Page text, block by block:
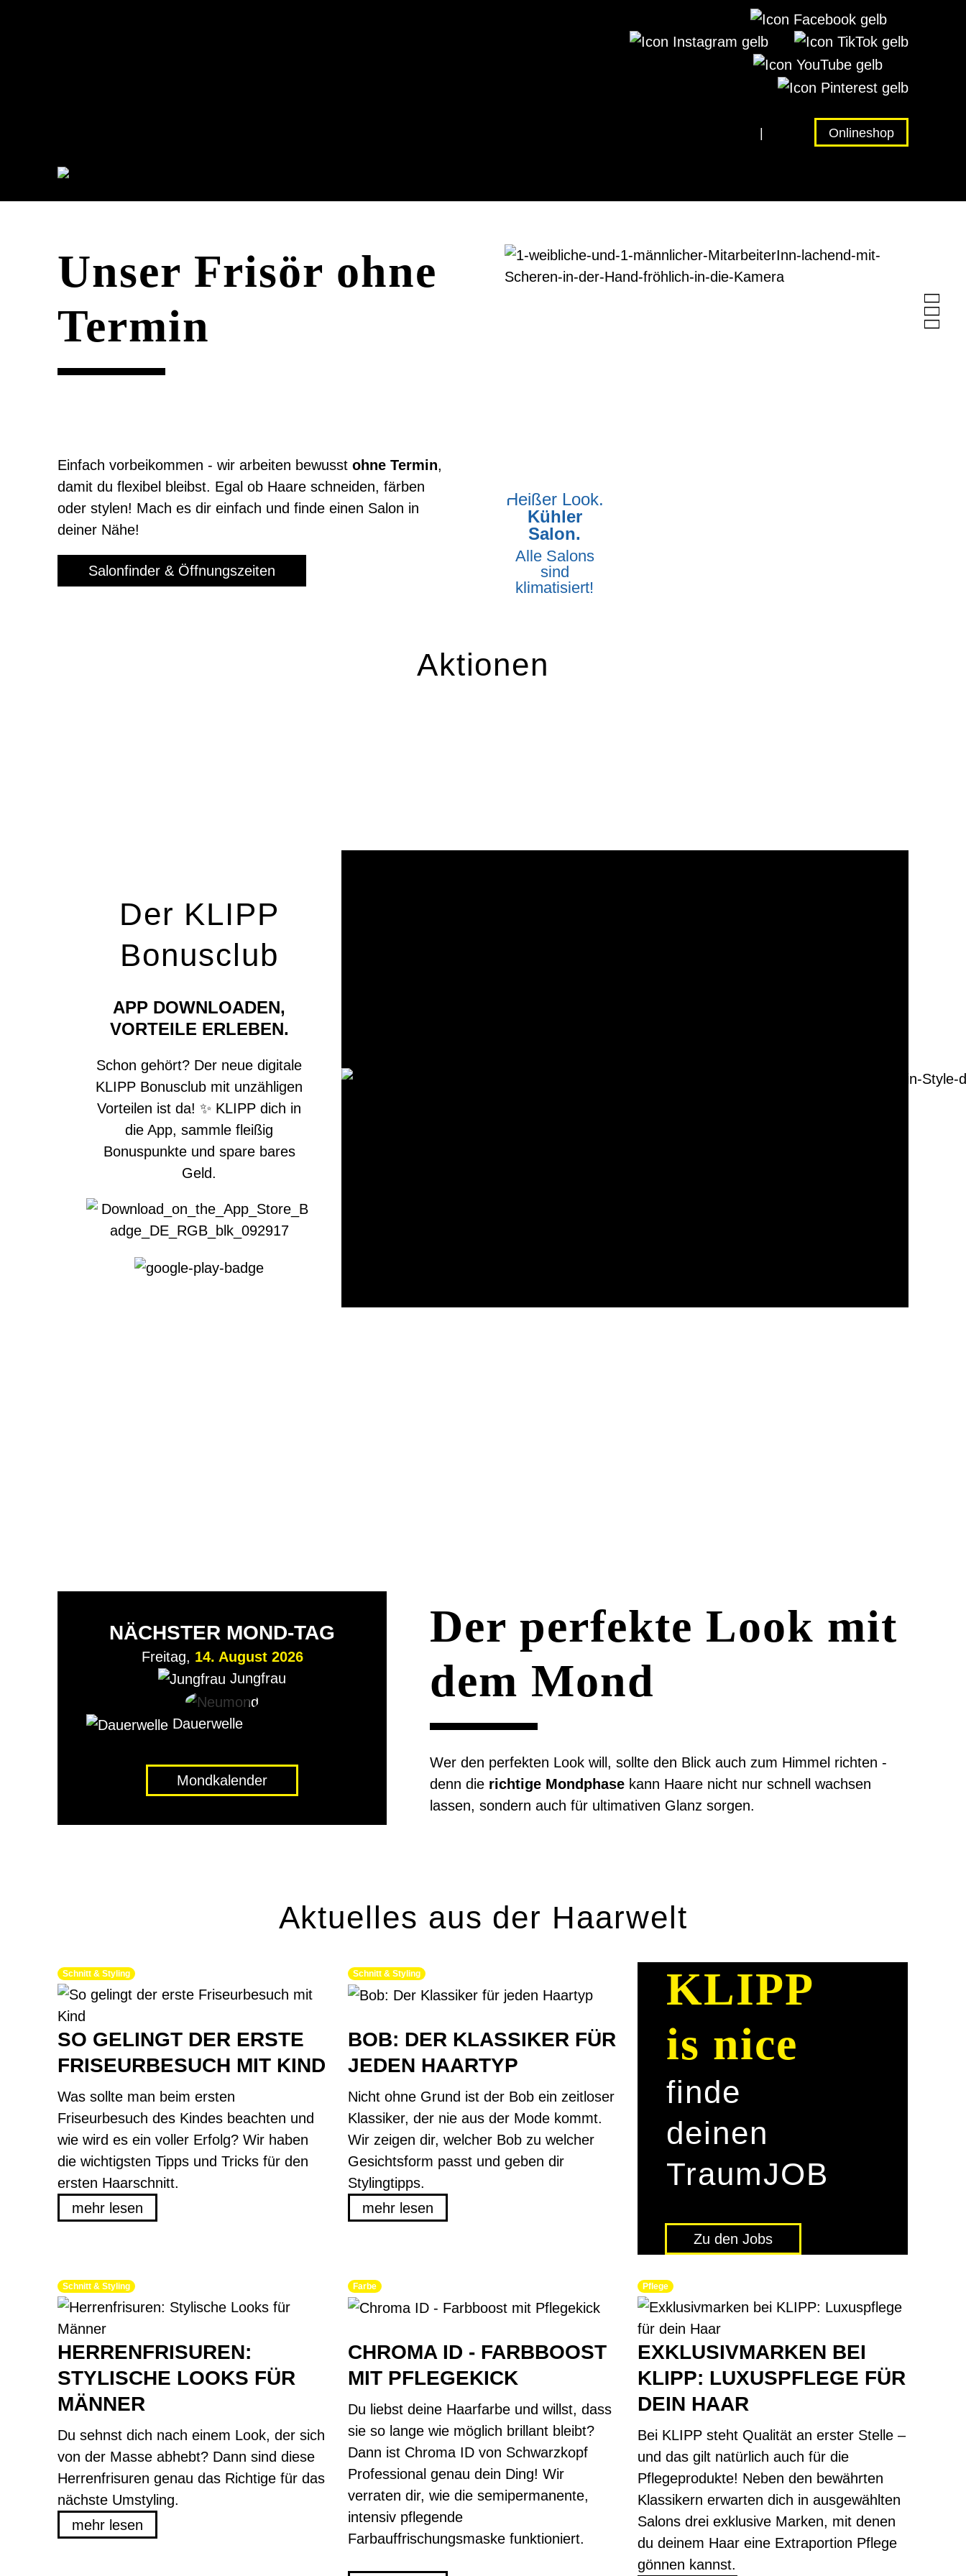



| Onlineshop
Unser Frisör ohne
Termin
Einfach vorbeikommen - wir arbeiten bewusst ohne Termin,
damit du flexibel bleibst. Egal ob Haare schneiden, färben
oder stylen! Mach es dir einfach und finde einen Salon in
deiner Nähe!
Salonfinder & Öffnungszeiten
Heißer Look.
Kühler
Salon.
Alle Salons
sind
klimatisiert!
Aktionen
Der KLIPP
Bonus­club
APP DOWNLOADEN,
VORTEILE ERLEBEN.
Schon gehört? Der neue digitale
KLIPP Bonusclub mit unzähligen
Vorteilen ist da! ✨ KLIPP dich in
die App, sammle fleißig
Bonuspunkte und spare bares
Geld.
NÄCHSTER MOND-TAG
Freitag, 14. August 2026
Jungfrau
Dauerwelle
Mondkalender
Der perfekte Look mit
dem Mond
Wer den perfekten Look will, sollte den Blick auch zum Himmel richten -
denn die richtige Mondphase kann Haare nicht nur schnell wachsen
lassen, sondern auch für ultimativen Glanz sorgen.
Aktuelles aus der Haarwelt
Schnitt & Styling
SO GELINGT DER ERSTE
FRISEURBESUCH MIT KIND
Was sollte man beim ersten
Friseurbesuch des Kindes beachten und
wie wird es ein voller Erfolg? Wir haben
die wichtigsten Tipps und Tricks für den
ersten Haarschnitt.
mehr lesen
Schnitt & Styling
BOB: DER KLASSIKER FÜR
JEDEN HAARTYP
Nicht ohne Grund ist der Bob ein zeitloser
Klassiker, der nie aus der Mode kommt.
Wir zeigen dir, welcher Bob zu welcher
Gesichtsform passt und geben dir
Stylingtipps.
mehr lesen
KLIPP
is nice
finde
deinen
Traum­JOB
Zu den Jobs
Schnitt & Styling
HERRENFRISUREN:
STYLISCHE LOOKS FÜR
MÄNNER
Du sehnst dich nach einem Look, der sich
von der Masse abhebt? Dann sind diese
Herrenfrisuren genau das Richtige für das
nächste Umstyling.
mehr lesen
Farbe
CHROMA ID - FARBBOOST
MIT PFLEGEKICK
Du liebst deine Haarfarbe und willst, dass
sie so lange wie möglich brillant bleibt?
Dann ist Chroma ID von Schwarzkopf
Professional genau dein Ding! Wir
verraten dir, wie die semipermanente,
intensiv pflegende
Farbauffrischungsmaske funktioniert.
Pflege
EXKLUSIVMARKEN BEI
KLIPP: LUXUSPFLEGE FÜR
DEIN HAAR
Bei KLIPP steht Qualität an erster Stelle –
und das gilt natürlich auch für die
Pflegeprodukte! Neben den bewährten
Klassikern erwarten dich in ausgewählten
Salons drei exklusive Marken, mit denen
du deinem Haar eine Extraportion Pflege
gönnen kannst.